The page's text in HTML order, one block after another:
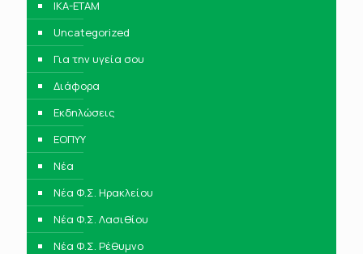
IKA-ETAM
Uncategorized
Για την υγεία σου
Διάφορα
Εκδηλώσεις
ΕΟΠΥΥ
Νέα
Νέα Φ.Σ. Ηρακλείου
Νέα Φ.Σ. Λασιθίου
Νέα Φ.Σ. Ρέθυμνο